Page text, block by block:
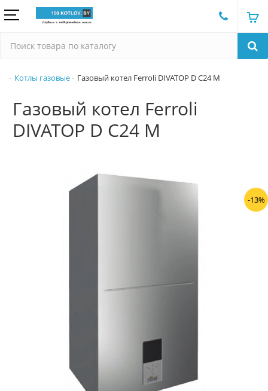
Котлы газовые Газовый котел Ferroli DIVATOP D C24 M
Газовый котел Ferroli
DIVATOP D C24 M
-13%